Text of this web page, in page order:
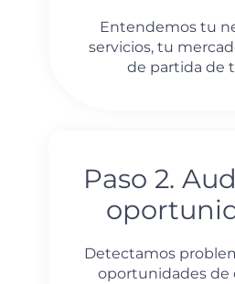
Entendemos tu
servicios, tu
de partida de
Paso 2.
Detectamos
oportunidades de